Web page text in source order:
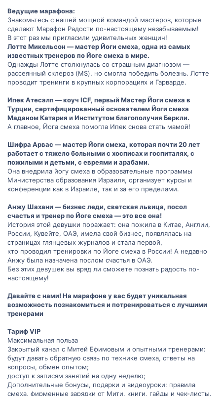
Ведущие марафона:
Знакомьтесь с нашей мощной командой мастеров, которые
сделают Марафон Радости по-настоящему незабываемым!
В этот раз мы пригласили удивительных женщин!
Лотте Микельсон — мастер Йоги смеха, одна из самых
известных тренеров по Йоге смеха в мире.
Однажды Лотте столкнулась со страшным диагнозом —
рассеянный склероз (MS), но смогла победить болезнь. Лотте
проводит тренинги в крупных корпорациях и Гарварде.
Ипек Атесалп — коуч ICF, первый Мастер Йоги смеха в
Турции, сертифицированный основателем Йоги смеха
Маданом Катария и Институтом благополучия Беркли.
А главное, Йога смеха помогла Ипек снова стать мамой!
Шифра Арвас — мастер Йоги смеха, которая почти 20 лет
работает с тяжело больными с хосписах и госпиталях, с
пожилыми и детьми, с евреями и арабами.
Она внедрила йогу смеха в образовательные программы
Министерства образования Израиля, организует курсы и
конференции как в Израиле, так и за его пределами.
Анжу Шахани — бизнес леди, светская львица, посол
счастья и тренер по Йоге смеха — это все она!
История этой девушки поражает: она пожила в Китае, Англии,
России, Кувейте, ОАЭ, имела свой бизнес, появлялась на
страницах глянцевых журналов и стала первой,
кто проводил тренировки по Йоге смеха в России! А недавно
Анжу была назначена послом счастья в ОАЭ.
Без этих девушек вы вряд ли сможете познать радость по-
настоящему!
Давайте с нами! На марафоне у вас будет уникальная
возможность познакомиться и потренироваться с лучшими
тренерами
Тариф VIP
Максимальная польза
Закрытый канал с Митей Ефимовым и опытными тренерами:
будут давать обратную связь по технике смеха, ответы на
вопросы, обмен опытом;
доступ к записям занятий на одну неделю;
Дополнительные бонусы, подарки и видеоуроки: правила
смеха, фирменные зарядки от Мити, книги, гайды и чек-листы.